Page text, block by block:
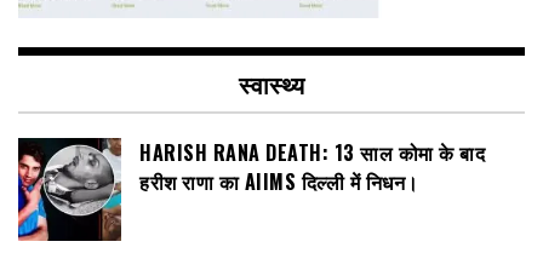
स्वास्थ्य
HARISH RANA DEATH: 13 साल कोमा के बाद
हरीश राणा का AIIMS दिल्ली में निधन।